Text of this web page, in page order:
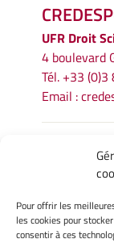
Pour offrir les
les cookies pour
consentir à ces
UFR Droit
4 boulevard
Tél. +33
Email :
Mentions
Politique de
Déclaration